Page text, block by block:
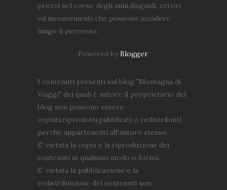
prezzi nel corso degli anni,disguidi, errori
ed inconvenienti che possono accadere
lungo il percorso.
Powered byBlogger.
I contenuti presenti sul blog "Montagna di
Viaggi" dei quali è autore il proprietario del
blog non possono essere
copiati,riprodotti,pubblicati o redistribuiti
perché appartenenti all'autore stesso.
E’ vietata la copia e la riproduzione dei
contenuti in qualsiasi modo o forma.
E’ vietata la pubblicazione e la
redistribuzione dei contenuti non